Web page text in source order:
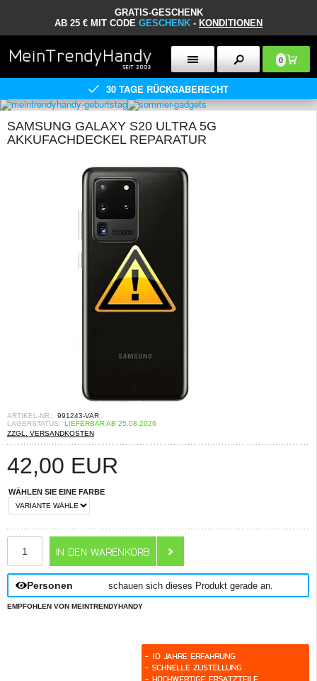
GRATIS-GESCHENK
AB 25 € MIT CODE GESCHENK - KONDITIONEN
0
30 TAGE RÜCKGABERECHT
SAMSUNG GALAXY S20 ULTRA 5G
AKKUFACHDECKEL REPARATUR
ARTIKEL-NR.: 991243-VAR
LAGERSTATUS: LIEFERBAR AB 25.08.2026
ZZGL. VERSANDKOSTEN
42,00 EUR
WÄHLEN SIE EINE FARBE
Personen schauen sich dieses Produkt gerade an.
EMPFOHLEN VON MEINTRENDYHANDY